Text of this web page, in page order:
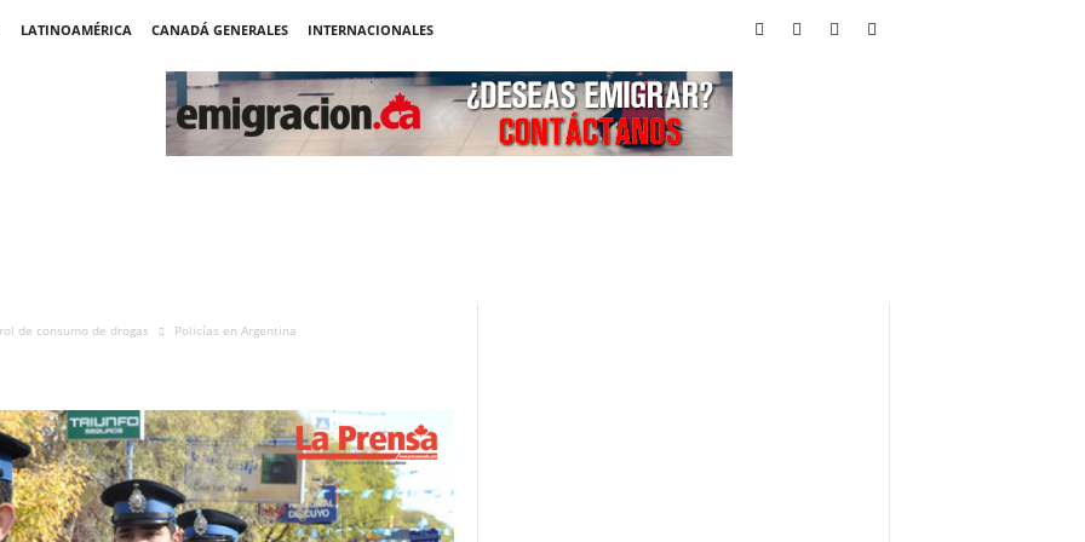
LATINOAMÉRICA CANADÁ GENERALES
INTERNACIONALES
de consumo de drogas Policías en Argentina